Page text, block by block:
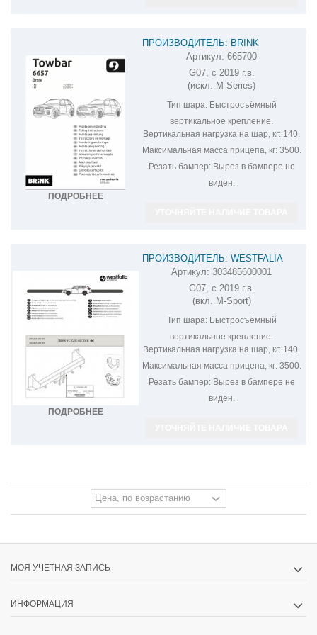
ПОДРОБНЕЕ
ПРОИЗВОДИТЕЛЬ: BRINK
ФАРКОП НА BMW X7 665700
Артикул: 665700
G07, с 2019 г.в.
(искл. M-Series)
Тип шара:Быстросъёмный
вертикальное крепление.
Вертикальная нагрузка на шар, кг: 140.
Максимальная масса прицепа, кг:3500.
Резать бампер:Вырез в бампере не
виден.
ПОДРОБНЕЕ
ПРОИЗВОДИТЕЛЬ: WESTFALIA
ФАРКОП НА BMW X7 303485600001
Артикул: 303485600001
G07, с 2019 г.в.
(вкл. M-Sport)
Тип шара:Быстросъёмный
вертикальное крепление.
Вертикальная нагрузка на шар, кг: 140.
Максимальная масса прицепа, кг:3500.
Резать бампер:Вырез в бампере не
виден.
МОЯ УЧЕТНАЯ ЗАПИСЬ
ИНФОРМАЦИЯ